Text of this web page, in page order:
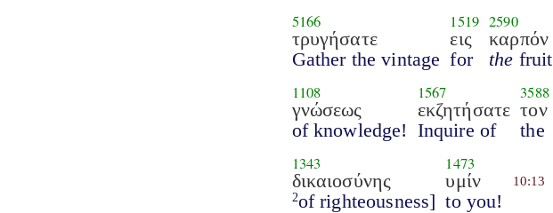
5166
τρυγήσατε
Gather the vintage
1519
εις
for
2590
καρπόν
the fruit
1108
γνώσεως
of knowledge!
1567
εκζητήσατε
Inquire of
3588
τον
the
1343
δικαιοσύνης
2of righteousness]
1473
υμίν
to you!
10:13